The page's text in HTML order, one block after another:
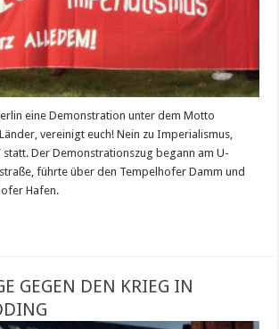
eine Demonstration unter dem Motto
vereinigt euch! Nein zu Imperialismus,
statt. Der Demonstrationszug begann am U-
führte über den Tempelhofer Damm und
Hafen.
GEGEN DEN KRIEG IN